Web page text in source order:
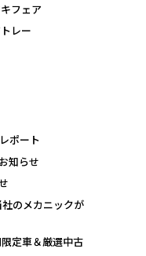
フェア
レー
ポート
知らせ
のメカニックが
定車＆厳選中古